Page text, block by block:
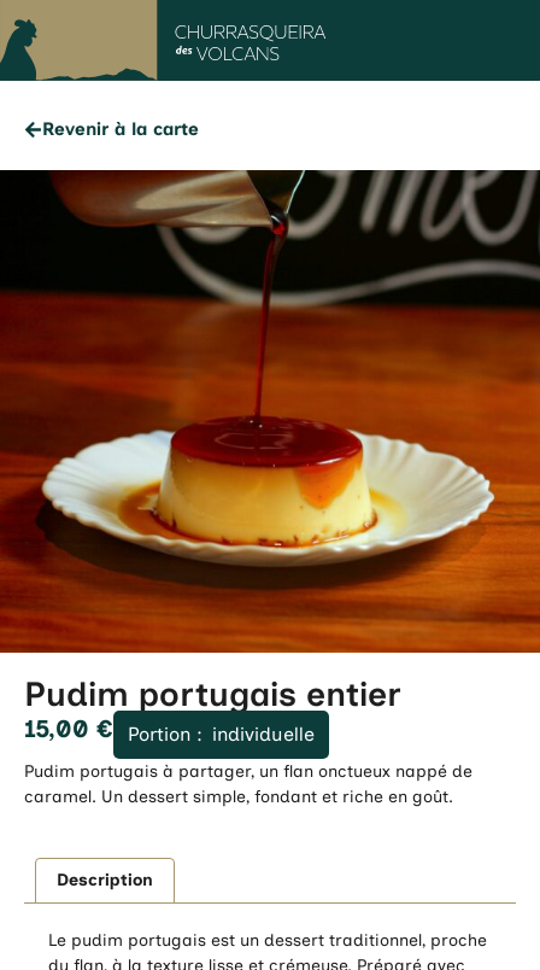
Revenir à la carte
Pudim portugais entier
15,00 € Portion : individuelle
Pudim portugais à partager, un flan onctueux nappé de
caramel. Un dessert simple, fondant et riche en goût.
Description
Le pudim portugais est un dessert traditionnel, proche